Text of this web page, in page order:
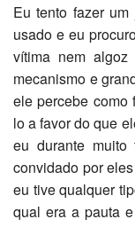
Eu tento fazer
usado e eu
vítima nem
mecanismo e
ele percebe como
lo a favor do que
eu durante muito
convidado por
eu tive qualquer
qual era a pauta